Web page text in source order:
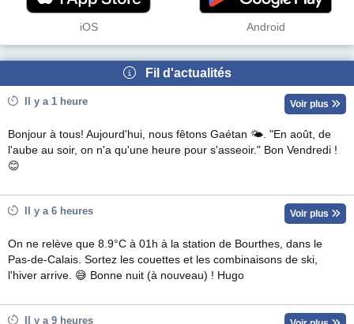
iOS Android
Fil d'actualités
Il y a 1 heure Voir plus
Bonjour à tous! Aujourd'hui, nous fêtons Gaétan 🌤. "En août, de
l'aube au soir, on n'a qu'une heure pour s'asseoir." Bon Vendredi !
😊
Il y a 6 heures Voir plus
On ne relève que 8.9°C à 01h à la station de Bourthes, dans le
Pas-de-Calais. Sortez les couettes et les combinaisons de ski,
l'hiver arrive. 😅 Bonne nuit (à nouveau) ! Hugo
Il y a 9 heures